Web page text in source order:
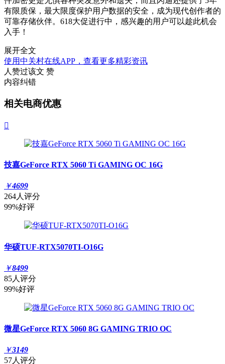
有限质保，最大限度保护用户数据的安全，成为现代创作者的
可靠存储伙伴。618大促进行中，感兴趣的用户可以趁此机会
入手！
展开全文
使用中关村在线APP，查看更多精彩资讯
人赞过该文 赞
内容纠错
相关电商优惠

技嘉GeForce RTX 5060 Ti GAMING OC 16G
￥4699
264人评分
99%好评
华硕TUF-RTX5070TI-O16G
￥8499
85人评分
99%好评
微星GeForce RTX 5060 8G GAMING TRIO OC
￥3149
57人评分